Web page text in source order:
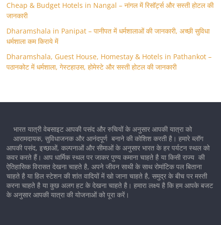
Cheap & Budget Hotels in Nangal – नांगल में रिसॉर्ट्स और सस्ती होटल की
जानकारी
Dharamshala in Panipat – पानीपत में धर्मशालाओं की जानकारी, अच्छी सुविधा
धर्मशाला कम किराये में
Dharamshala, Guest House, Homestay & Hotels in Pathankot –
पठानकोट में धर्मशाला, गेस्टहाउस, होमेस्टे और सस्ती होटल की जानकारी
भारत यात्री वेबसाइट आपकी पसंद और रुचियों के अनुसार आपकी यात्रा को
आरामदायक, सुविधाजनक और आनंदपूर्ण बनाने की कोशिश करती है। हमारे ब्लॉग
आपकी पसंद, इच्छाओं, कल्पनाओं और सीमाओं के अनुसार भारत के हर पर्यटन स्थल को
कवर करते हैं। आप धार्मिक स्थल पर जाकर पुण्य कमाना चाहते है या किसी राज्य की
ऐतिहासिक विरासत देखना चाहते है, अपने जीवन साथी के साथ रोमांटिक पल बिताना
चाहते है या हिल स्टेशन की शांत वादियों में खो जाना चाहते है, समुद्र के बीच पर मस्ती
करना चाहते है या कुछ अलग हट के देखना चाहते है। हमारा लक्ष्य है कि हम आपके बजट
के अनुसार आपकी यात्रा की योजनाओं को पूरा करें।